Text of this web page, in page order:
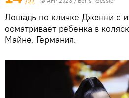
Лошадь по кличке Дженни с
осматривает ребенка в
Майне, Германия.